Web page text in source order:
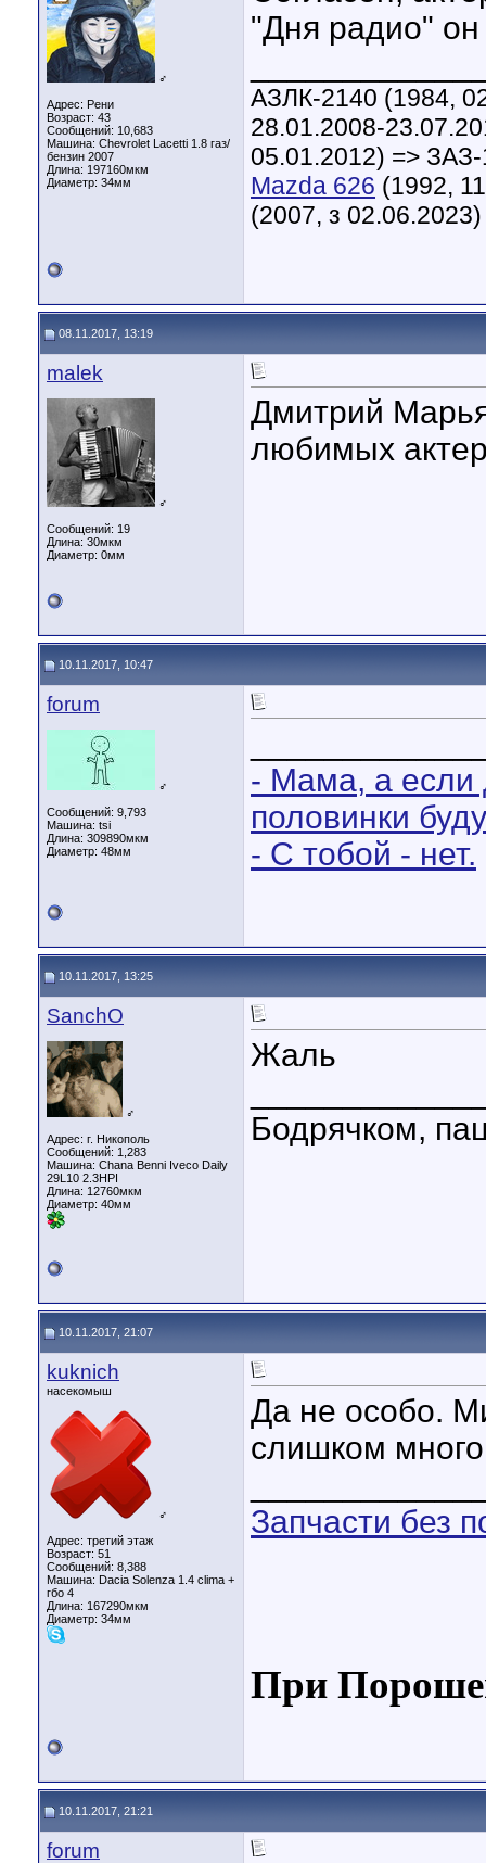
♂
Адрес: Рени
Возраст: 43
Сообщений: 10,683
Машина: Chevrolet Lacetti 1.8 газ/
бензин 2007
Длина: 197160мкм
Диаметр: 34мм
"Дня радио"
АЗЛК-2140 (1984,
28.01.2008-
05.01.2012) =>
Mazda 626 (1992,
(2007, з 02.06.2023)
08.11.2017, 13:19
malek
♂
Сообщений: 19
Длина: 30мкм
Диаметр: 0мм
Дмитрий
любимых
10.11.2017, 10:47
forum
♂
Сообщений: 9,793
Машина: tsi
Длина: 309890мкм
Диаметр: 48мм
- Мама, а если
половинки
- С тобой - нет.
10.11.2017, 13:25
SanchO
♂
Адрес: г. Никополь
Сообщений: 1,283
Машина: Chana Benni Iveco Daily
29L10 2.3HPI
Длина: 12760мкм
Диаметр: 40мм
Жаль
Бодрячком,
10.11.2017, 21:07
kuknich
насекомыш
♂
Адрес: третий этаж
Возраст: 51
Сообщений: 8,388
Машина: Dacia Solenza 1.4 clima +
гбо 4
Длина: 167290мкм
Диаметр: 34мм
Да не особо.
слишком
Запчасти без
При
10.11.2017, 21:21
forum